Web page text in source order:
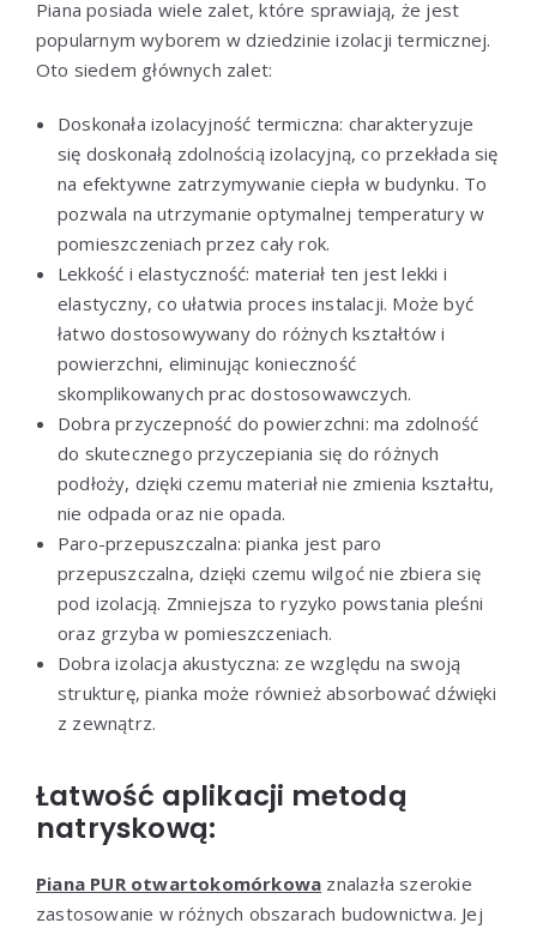
Piana posiada wiele zalet, które sprawiają, że jest
popularnym wyborem w dziedzinie izolacji termicznej.
Oto siedem głównych zalet:
Doskonała izolacyjność termiczna: charakteryzuje
się doskonałą zdolnością izolacyjną, co przekłada się
na efektywne zatrzymywanie ciepła w budynku. To
pozwala na utrzymanie optymalnej temperatury w
pomieszczeniach przez cały rok.
Lekkość i elastyczność: materiał ten jest lekki i
elastyczny, co ułatwia proces instalacji. Może być
łatwo dostosowywany do różnych kształtów i
powierzchni, eliminując konieczność
skomplikowanych prac dostosowawczych.
Dobra przyczepność do powierzchni: ma zdolność
do skutecznego przyczepiania się do różnych
podłoży, dzięki czemu materiał nie zmienia kształtu,
nie odpada oraz nie opada.
Paro-przepuszczalna: pianka jest paro
przepuszczalna, dzięki czemu wilgoć nie zbiera się
pod izolacją. Zmniejsza to ryzyko powstania pleśni
oraz grzyba w pomieszczeniach.
Dobra izolacja akustyczna: ze względu na swoją
strukturę, pianka może również absorbować dźwięki
z zewnątrz.
Łatwość aplikacji metodą
natryskową:
Piana PUR otwartokomórkowa znalazła szerokie
zastosowanie w różnych obszarach budownictwa. Jej